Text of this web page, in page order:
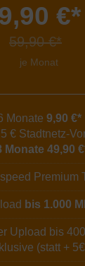
€*
59,90 €*
je Monat
Monate 9,90 €*
€ Stadtnetz-
Monate 49,90
Premium
bis 1.000
Upload bis
(statt +